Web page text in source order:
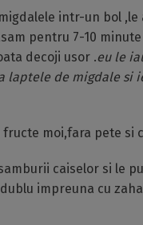
intr-un bol ,le
pentru 7-10 minute
decoji usor .eu le
laptele de migdale si
fructe moi,fara pete si
caiselor si le
impreuna cu